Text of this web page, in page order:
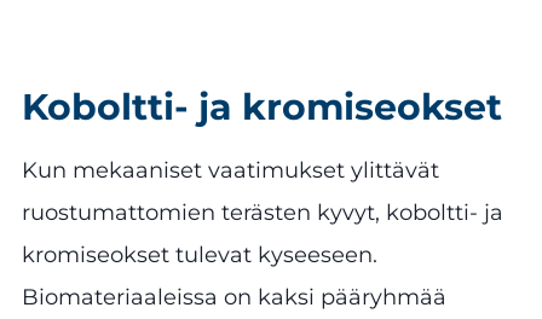
Koboltti- ja kromiseokset
Kun mekaaniset vaatimukset ylittävät
ruostumattomien terästen kyvyt, koboltti- ja
kromiseokset tulevat kyseeseen.
Biomateriaaleissa on kaksi pääryhmää